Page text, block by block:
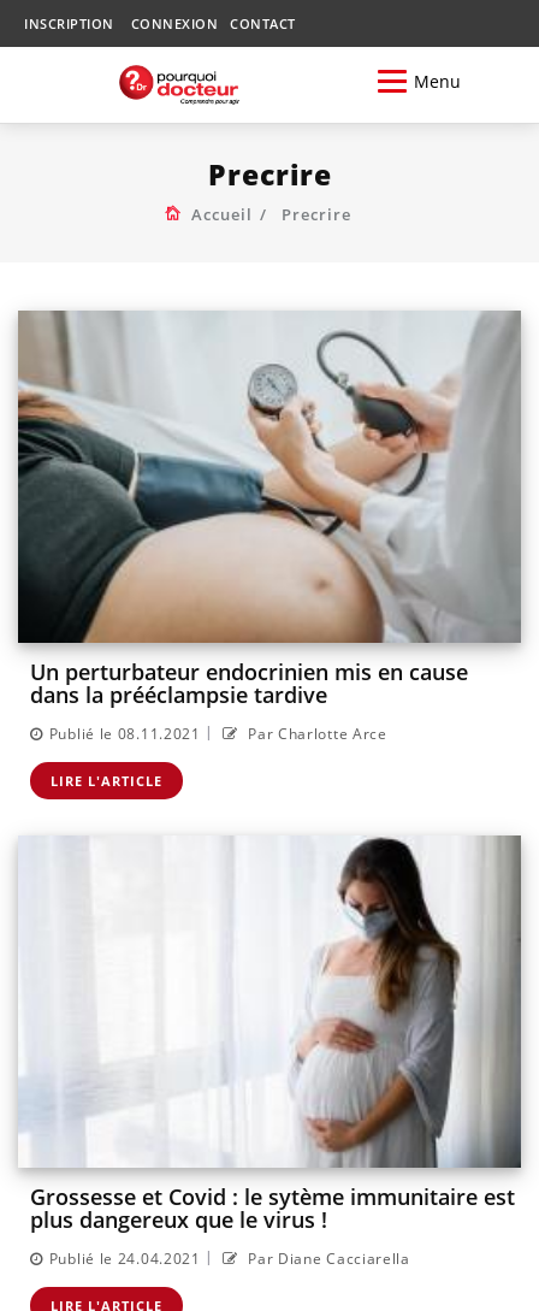
INSCRIPTION CONNEXION CONTACT
Menu
Precrire
Accueil Precrire
Un perturbateur endocrinien mis en cause
dans la prééclampsie tardive
Publié le 08.11.2021 | Par Charlotte Arce
LIRE L'ARTICLE
Grossesse et Covid : le sytème immunitaire est
plus dangereux que le virus !
Publié le 24.04.2021 | Par Diane Cacciarella
LIRE L'ARTICLE